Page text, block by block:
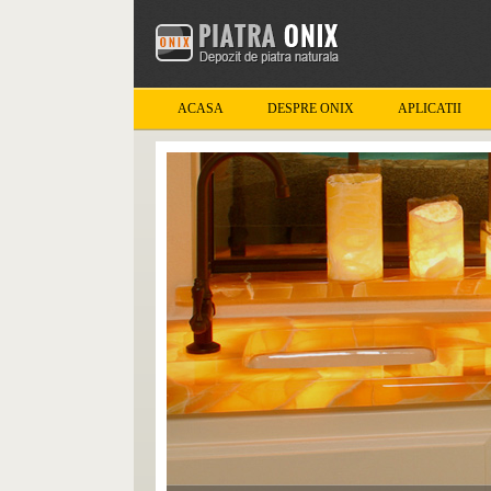
ACASA DESPRE ONIX APLICATII